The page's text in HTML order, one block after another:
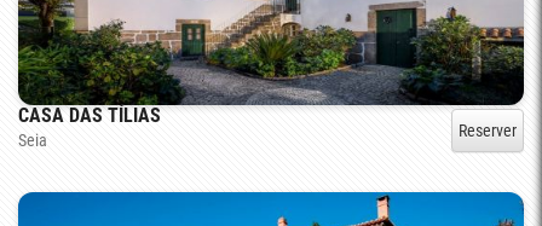
CASA DAS TÍLIAS
Seia Reserver